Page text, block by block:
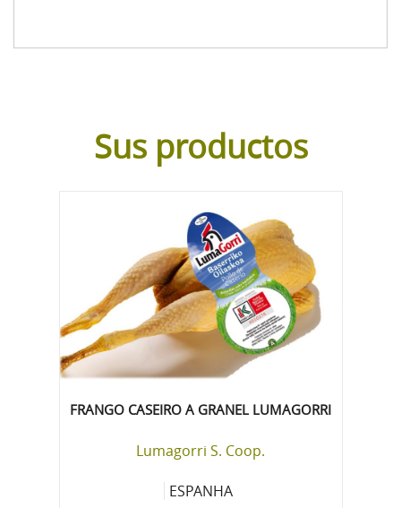
Sus productos
FRANGO CASEIRO A GRANEL LUMAGORRI
Lumagorri S. Coop.
ESPANHA